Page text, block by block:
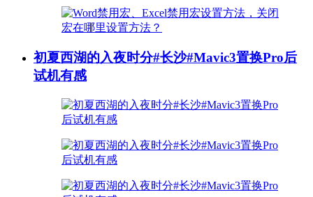
初夏西湖的入夜时分#长沙#Mavic3置换Pro后
试机有感